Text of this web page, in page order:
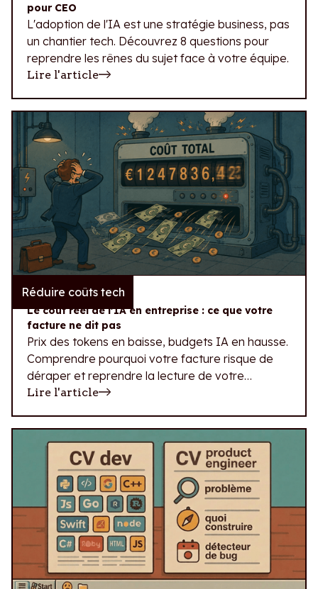
pour CEO
L'adoption de l'IA est une stratégie business, pas
un chantier tech. Découvrez 8 questions pour
reprendre les rênes du sujet face à votre équipe.
Lire l'article
Réduire coûts tech
23.07.2026
Le coût réel de l'IA en entreprise : ce que votre
facture ne dit pas
Prix des tokens en baisse, budgets IA en hausse.
Comprendre pourquoi votre facture risque de
déraper et reprendre la lecture de votre
dépense IA.
Lire l'article